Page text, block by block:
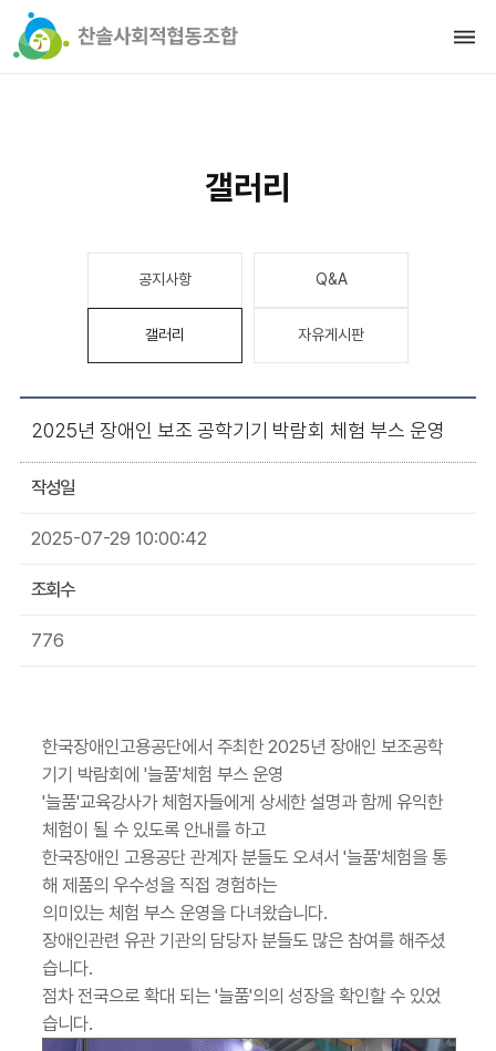
갤러리
공지사항 Q&A
갤러리 자유게시판
2025년 장애인 보조 공학기기 박람회 체험 부스 운영
작성일
2025-07-29 10:00:42
조회수
776
한국장애인고용공단에서 주최한 2025년 장애인 보조공학
기기 박람회에 '늘품'체험 부스 운영
'늘품'교육강사가 체험자들에게 상세한 설명과 함께 유익한
체험이 될 수 있도록 안내를 하고
한국장애인 고용공단 관계자 분들도 오셔서 '늘품'체험을 통
해 제품의 우수성을 직접 경험하는
의미있는 체험 부스 운영을 다녀왔습니다.
장애인관련 유관 기관의 담당자 분들도 많은 참여를 해주셨
습니다.
점차 전국으로 확대 되는 '늘품'의의 성장을 확인할 수 있었
습니다.